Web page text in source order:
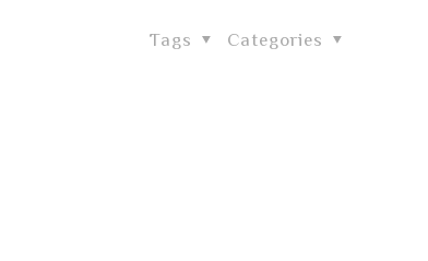
Categories
Tags